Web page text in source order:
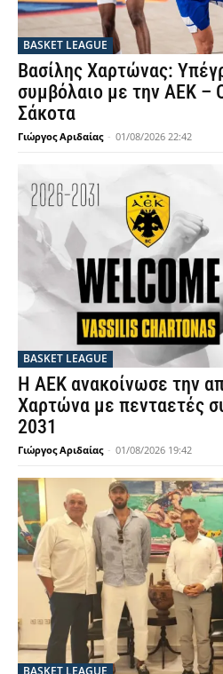
BASKET LEAGUE
Βασίλης Χαρτώνας:
συμβόλαιο με την ΑΕΚ –
Σάκοτα
Γιώργος Αριδαίας - 01/08/2026 22:42
BASKET LEAGUE
Η ΑΕΚ ανακοίνωσε την
Χαρτώνα με πενταετές
2031
Γιώργος Αριδαίας - 01/08/2026 19:42